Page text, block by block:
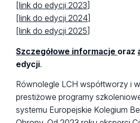
[ link do edycji 2023
[ link do edycji 2024
[ link do edycji 2025
Szczegółowe informacje oraz
edycji.
Równolegle LCH współtworzy i
prestiżowe programy
systemu Europejskie Kolegium